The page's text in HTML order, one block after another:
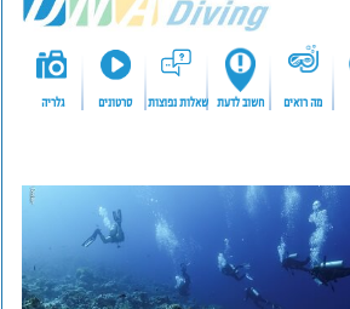
מה רואים חשוב לדעת שאלות נפוצות סרטונים גלריה